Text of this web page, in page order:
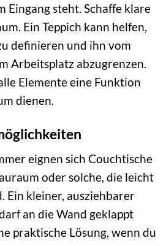
Eingang steht. Schaffe klare
Ein Teppich kann helfen,
definieren und ihn vom
Arbeitsplatz abzugrenzen.
Elemente eine Funktion
dienen.
eignen sich Couchtische
oder solche, die leicht
Ein kleiner, ausziehbarer
an die Wand geklappt
praktische Lösung, wenn du